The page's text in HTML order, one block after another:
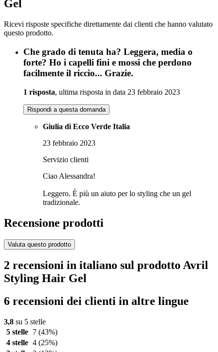
Gel
Ricevi risposte specifiche direttamente dai clienti che hanno valutato
questo prodotto.
Che grado di tenuta ha? Leggera, media o
forte? Ho i capelli fini e mossi che perdono
facilmente il riccio... Grazie.
1 risposta, ultima risposta in data 23 febbraio 2023
Rispondi a questa domanda
Giulia di Ecco Verde Italia
23 febbraio 2023
Servizio clienti
Ciao Alessandra!
Leggero. È più un aiuto per lo styling che un gel
tradizionale.
Recensione prodotti
Valuta questo prodotto
2 recensioni in italiano sul prodotto Avril
Styling Hair Gel
6 recensioni dei clienti in altre lingue
3,8 su 5 stelle
5 stelle
7 (43%)
4 stelle 4 (25%)